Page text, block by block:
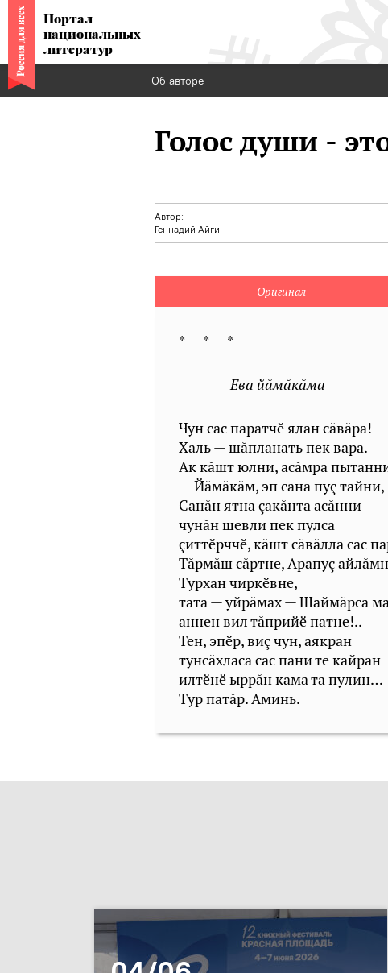
Портал
национальных
литератур
Об авторе
Голос души -
Автор:
Геннадий Айги
Оригинал
* * *
Ева йăмăкăма
Чун сас паратчӗ ялан сăвăра!
Халь — шăпланать пек вара.
Ак кăшт юлни, асăмра
— Йăмăкăм, эп сана пуç тайни,
Санăн ятна çакăнта асăнни
чунăн шевли пек пулса
çиттӗрччӗ, кăшт сăвăлла сас
Тăрмăш сăртне, Арапуç
Турхан чиркӗвне,
тата — уйрăмах — Шаймăрса
аннен вил тăприйӗ патне!..
Тен, эпӗр, виç чун, аякран
тунсăхласа сас пани те кайран
илтӗнӗ ыррăн кама та пулин…
Тур патăр. Аминь.